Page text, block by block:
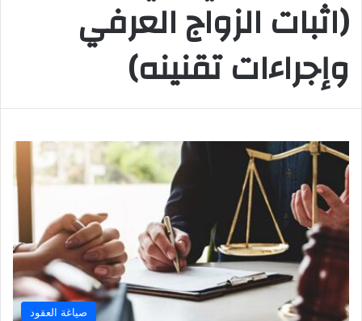
(اثبات الزواج العرفي
وإجراءات تقنينه)
صياغة العقود